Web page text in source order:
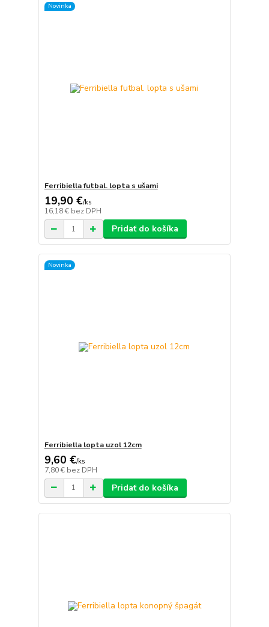
Novinka
Ferribiella futbal. lopta s ušami
19,90 €/ks
16,18 € bez DPH
Pridať do košíka
Novinka
Ferribiella lopta uzol 12cm
9,60 €/ks
7,80 € bez DPH
Pridať do košíka